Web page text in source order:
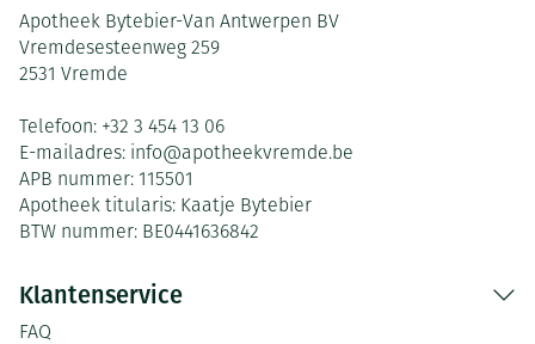
Apotheek Bytebier-Van Antwerpen BV
Vremdesesteenweg 259
2531 Vremde
Telefoon: +32 3 454 13 06
E-mailadres: info@apotheekvremde.be
APB nummer: 115501
Apotheek titularis: Kaatje Bytebier
BTW nummer: BE0441636842
Klantenservice
FAQ